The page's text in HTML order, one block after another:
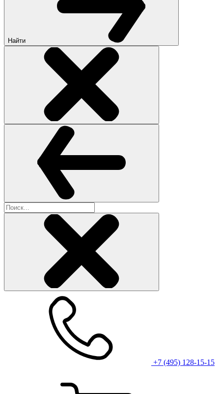
Найти
+7 (495) 128-15-15